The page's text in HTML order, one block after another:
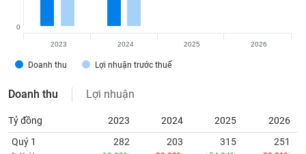
Doanh thu Lợi nhuận trước thuế
0
2023 2024 2025 2026
Doanh thu Lợi nhuận
Tỷ đồng 2023 2024 2025
2026
Quý 1
282 203 315 251